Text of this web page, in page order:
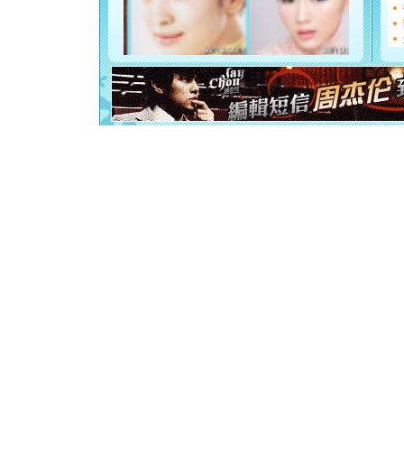
[元旦]
看
断电。
你是我
[元旦]
起；二是
离。水晶
[元旦]当
泣，这痛